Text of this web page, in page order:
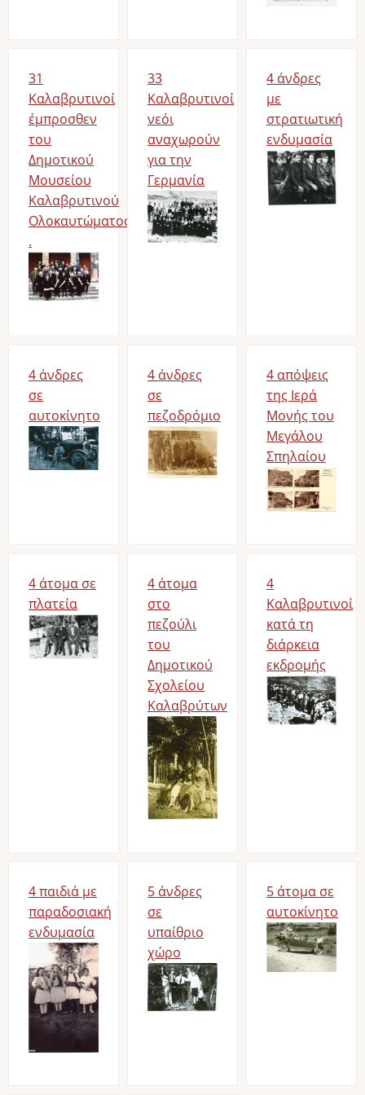
31
Καλαβρυτινοί
έμπροσθεν
του
Δημοτικού
Μουσείου
Καλαβρυτινού
Ολοκαυτώματος
.
Image
33
Καλαβρυτινοί
νεόι
αναχωρούν
για την
Γερμανία
Image
4 άνδρες
με
στρατιωτική
ενδυμασία
Image
4 άνδρες
σε
αυτοκίνητο
Image
4 άνδρες
σε
πεζοδρόμιο
Image
4 απόψεις
της Ιερά
Μονής του
Μεγάλου
Σπηλαίου
Image
4 άτομα σε
πλατεία
Image
4 άτομα
στο
πεζούλι
του
Δημοτικού
Σχολείου
Καλαβρύτων
Image
4
Καλαβρυτινοί
κατά τη
διάρκεια
εκδρομής
Image
4 παιδιά με
παραδοσιακή
ενδυμασία
Image
5 άνδρες
σε
υπαίθριο
χώρο
Image
5 άτομα σε
αυτοκίνητο
Image